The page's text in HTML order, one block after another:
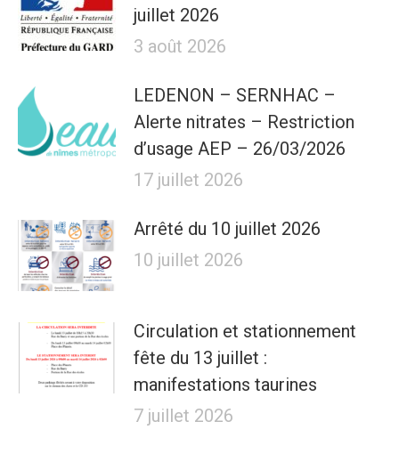
juillet 2026
3 août 2026
LEDENON – SERNHAC –
Alerte nitrates – Restriction
d’usage AEP – 26/03/2026
17 juillet 2026
Arrêté du 10 juillet 2026
10 juillet 2026
Circulation et stationnement
fête du 13 juillet :
manifestations taurines
7 juillet 2026